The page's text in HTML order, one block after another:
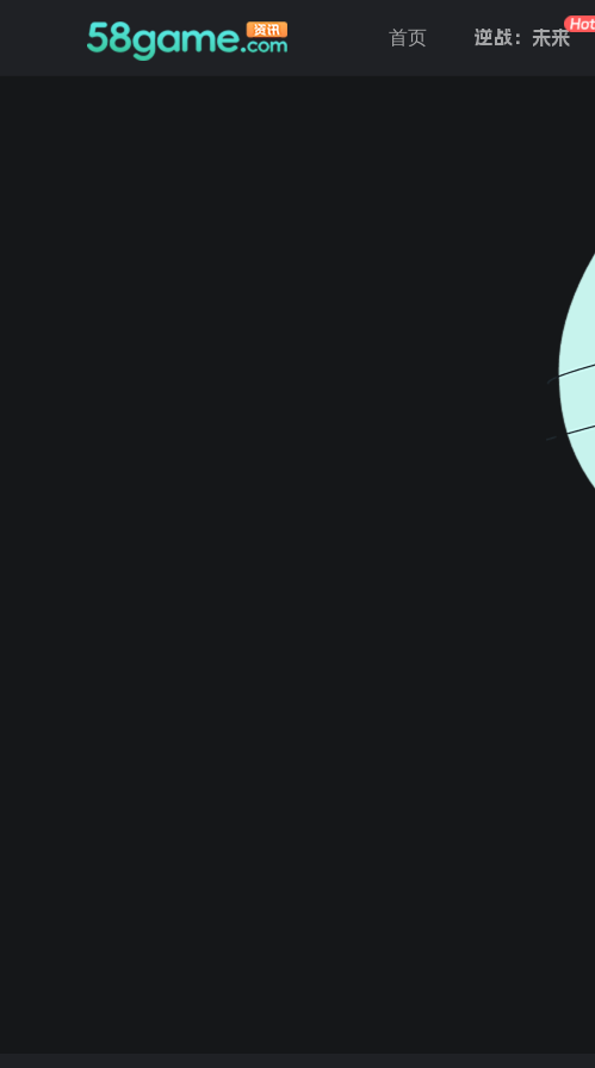
首页 逆战：未来